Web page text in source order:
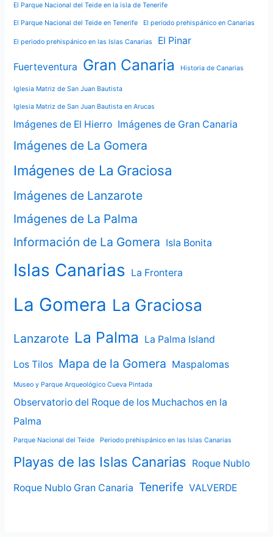
El Parque Nacional del Teide en la isla de Tenerife
El Parque Nacional del Teide en Tenerife El periodo prehispánico en Canarias
El periodo prehispánico en las Islas Canarias El Pinar
Fuerteventura Gran Canaria Historia de Canarias
Iglesia Matriz de San Juan Bautista
Iglesia Matriz de San Juan Bautista en Arucas
Imágenes de El Hierro Imágenes de Gran Canaria
Imágenes de La Gomera
Imágenes de La Graciosa
Imágenes de Lanzarote
Imágenes de La Palma
Información de La Gomera Isla Bonita
Islas Canarias La Frontera
La Gomera La Graciosa
Lanzarote La Palma La Palma Island
Los Tilos Mapa de la Gomera Maspalomas
Museo y Parque Arqueológico Cueva Pintada
Observatorio del Roque de los Muchachos en la
Palma
Parque Nacional del Teide Periodo prehispánico en las Islas Canarias
Playas de las Islas Canarias Roque Nublo
Roque Nublo Gran Canaria Tenerife VALVERDE